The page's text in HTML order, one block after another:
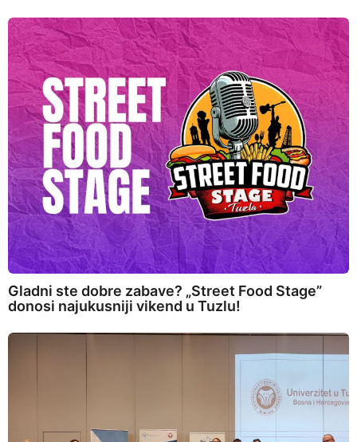
Gladni ste dobre zabave? „Street Food Stage”
donosi najukusniji vikend u Tuzlu!